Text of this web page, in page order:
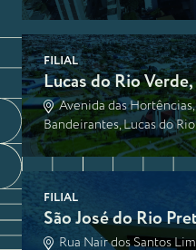
FILIAL
Lucas do Rio
Avenida das
Bandeirantes, Lucas do
FILIAL
São José do Rio
Rua Nair dos Santos